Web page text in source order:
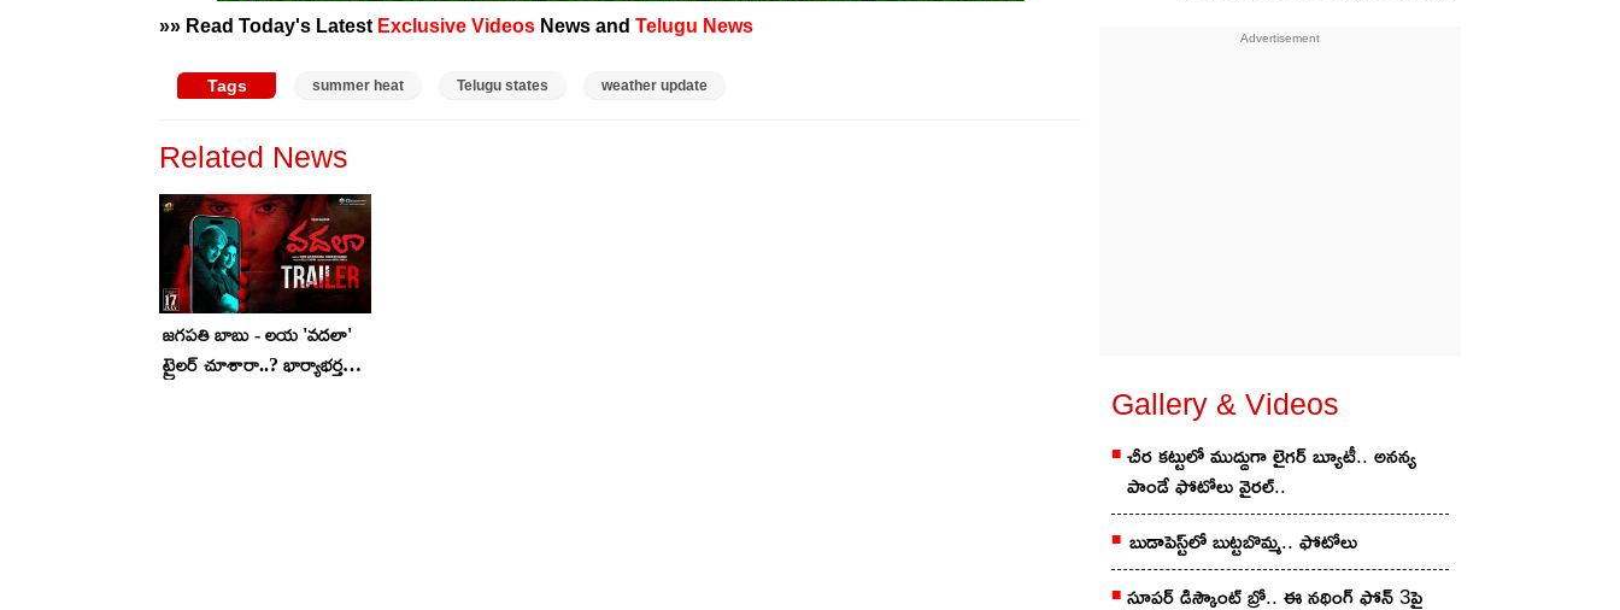
»» Read Today's Latest Exclusive Videos News and Telugu News
Tags summer heat Telugu states weather update
Related News
జగపతి బాబు - లయ 'వదలా'
ట్రైలర్ చూశారా..? భార్యాభర్తల
Gallery & Videos
చీర క‌ట్టులో ముద్దుగా లైగ‌ర్ బ్యూటీ.. అన‌న్య
పాండే ఫోటోలు వైర‌ల్..
బుడాపెస్ట్‌లో బుట్టబొమ్మ‌.. ఫోటోలు
సూపర్ డిస్కౌంట్ బ్రో.. ఈ నథింగ్ ఫోన్ 3పై